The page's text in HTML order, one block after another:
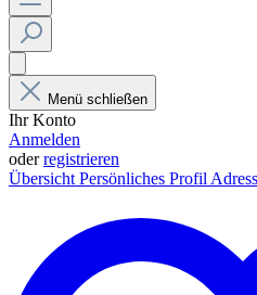
Menü schließen
Ihr Konto
Anmelden
oderregistrieren
Übersicht Persönliches Profil